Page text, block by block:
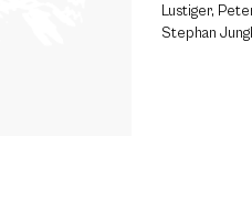
Lustiger,
Stephan